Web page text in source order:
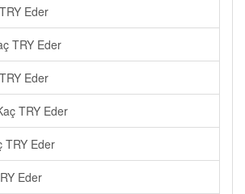
Eder
TRY Eder
Eder
TRY Eder
TRY Eder
Eder